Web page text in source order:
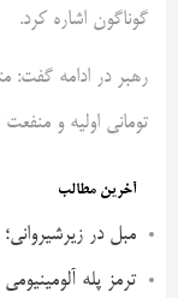
گوناگون اشاره کرد.
تومانی اولیه و
آخرین مطالب
مبل در
ترمز پله